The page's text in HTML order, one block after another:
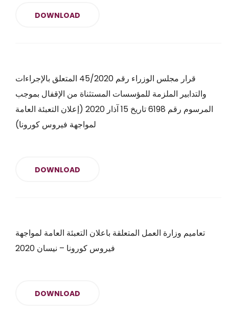
DOWNLOAD
قرار مجلس الوزراء رقم 45/2020 المتعلق بالإجراءات
والتدابير الملزمة للمؤسسات المستثناة من الإقفال بموجب
المرسوم رقم 6198 تاريخ 15 آذار 2020 (إعلان التعبئة العامة
لمواجهة فيروس كورونا)
DOWNLOAD
تعاميم وزارة العمل المتعلقة باعلان التعبئة العامة لمواجهة
فيروس كورونا – نيسان 2020
DOWNLOAD